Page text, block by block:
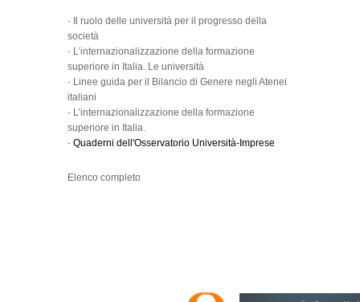
-
Il ruolo delle università per il progresso della
società
- L’internazionalizzazione della formazione
superiore in Italia. Le università
- Linee guida per il Bilancio di Genere negli Atenei
italiani
- L’internazionalizzazione della formazione
superiore in Italia.
- Quaderni dell'Osservatorio Università-Imprese
Elenco completo